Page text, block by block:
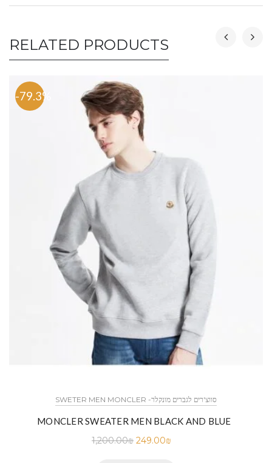
RELATED PRODUCTS
-79.3%
SWETER MEN MONCLER -סווצ'רים לגברים מונקלר
MONCLER SWEATER MEN BLACK AND BLUE
1,200.00₪ 249.00₪